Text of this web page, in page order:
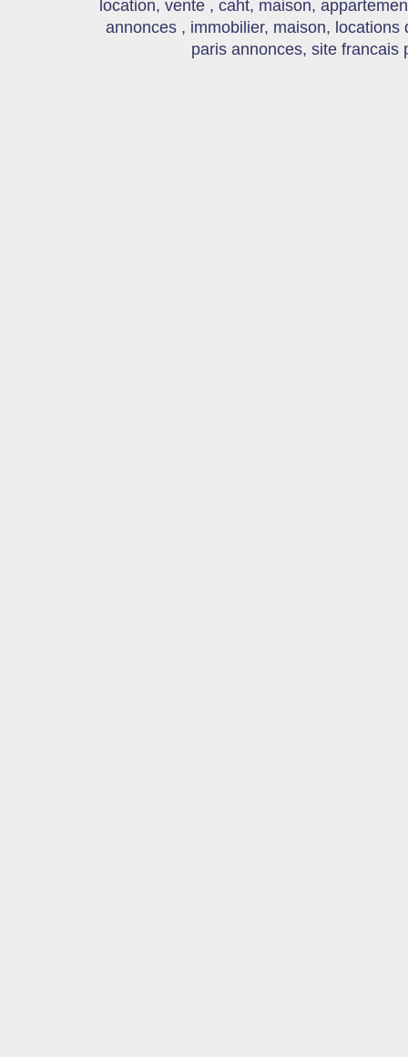
location, vente , caht, maison,
annonces , immobilier, maison,
paris annonces, site francais